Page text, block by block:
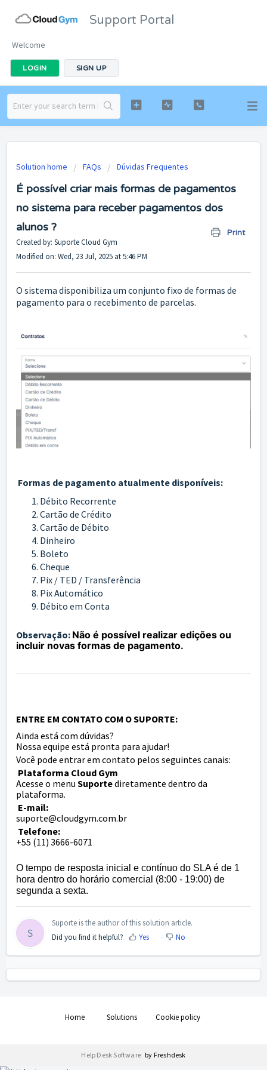
Support Portal
Welcome
LOGIN SIGN UP
Solution home FAQs Dúvidas Frequentes
É possível criar mais formas de pagamentos
no sistema para receber pagamentos dos
alunos ?
Print
Created by: Suporte Cloud Gym
Modified on: Wed, 23 Jul, 2025 at 5:46 PM
O sistema disponibiliza um conjunto fixo de formas de
pagamento para o recebimento de parcelas.
Formas de pagamento atualmente disponíveis:
Débito Recorrente
Cartão de Crédito
Cartão de Débito
Dinheiro
Boleto
Cheque
Pix / TED / Transferência
Pix Automático
Débito em Conta
Observação: Não é possível realizar edições ou
incluir novas formas de pagamento.
ENTRE EM CONTATO COM O SUPORTE:
Ainda está com dúvidas?
Nossa equipe está pronta para ajudar!
Você pode entrar em contato pelos seguintes canais:
Plataforma Cloud Gym
Acesse o menu Suportediretamente dentro da
plataforma.
E-mail:
suporte@cloudgym.com.br
Telefone:
+55 (11) 3666-6071
O tempo de resposta inicial e contínuo do SLA é de 1
hora dentro do horário comercial (8:00 - 19:00) de
segunda a sexta.
S
Suporte is the author of this solution article.
Did you find it helpful?
Yes No
Home Solutions Cookie policy
Help Desk Software by Freshdesk